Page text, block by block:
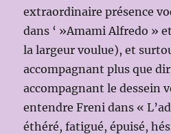
extraordinaire présence
dans ‘ »Amami Alfredo »
la largeur voulue), et
accompagnant plus que
accompagnant le dessein
entendre Freni dans «
éthéré, fatigué, épuisé,